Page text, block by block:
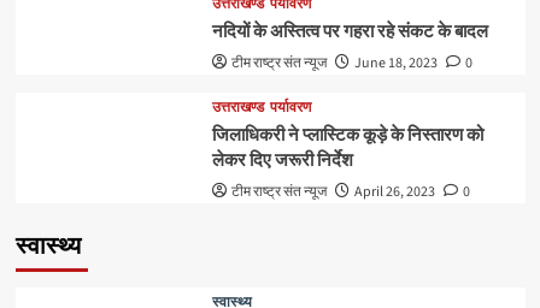
उत्तराखण्ड पर्यावरण
नदियों के अस्तित्व पर गहरा रहे संकट के बादल
टीम राष्ट्र संत न्यूज June 18, 2023 0
उत्तराखण्ड पर्यावरण
जिलाधिकरी ने प्लास्टिक कूड़े के निस्तारण को
लेकर दिए जरूरी निर्देश
टीम राष्ट्र संत न्यूज April 26, 2023 0
स्वास्थ्य
स्वास्थ्य